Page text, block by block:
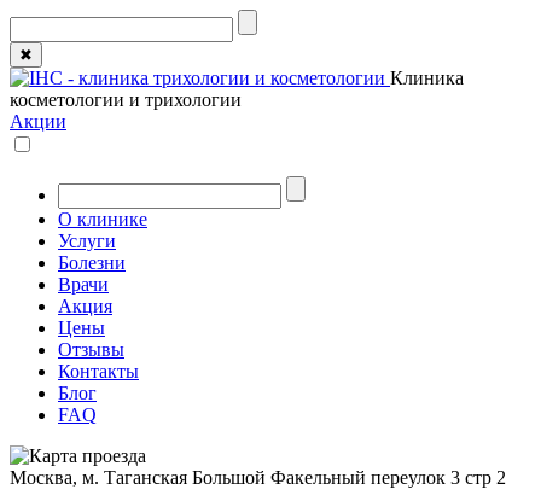
✖
Клиника
косметологии и трихологии
Акции
О клинике
Услуги
Болезни
Врачи
Акция
Цены
Отзывы
Контакты
Блог
FAQ
Москва, м. Таганская Большой Факельный переулок 3 стр 2